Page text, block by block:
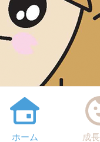
ホーム 成